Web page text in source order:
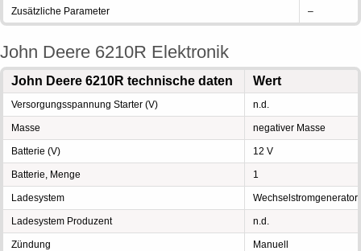
Zusätzliche Parameter –
John Deere 6210R Elektronik
John Deere 6210R technische daten Wert
Versorgungsspannung Starter (V) n.d.
Masse negativer Masse
Batterie (V) 12 V
Batterie, Menge 1
Ladesystem Wechselstromgenerator
Ladesystem Produzent n.d.
Zündung Manuell